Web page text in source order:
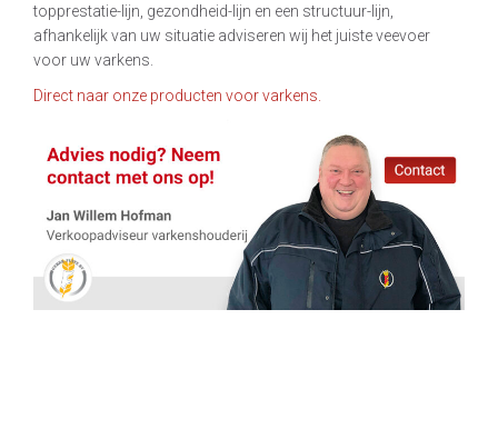
topprestatie-lijn, gezondheid-lijn en een structuur-lijn,
afhankelijk van uw situatie adviseren wij het juiste veevoer
voor uw varkens.
Direct naar onze producten voor varkens.